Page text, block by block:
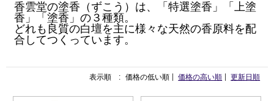
香雲堂の塗香（ずこう）は、「特選塗香」「上塗
香」「塗香」の３種類。
どれも良質の白壇を主に様々な天然の香原料を配
合してつくっています。
表示順 : 価格の低い順 価格の高い順 更新日順